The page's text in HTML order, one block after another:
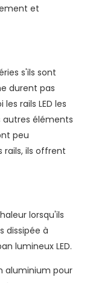
et
s'ils sont
durent pas
rails LED les
autres éléments
peu
rails, ils offrent
lorsqu'ils
dissipée à
lumineux LED.
aluminium pour